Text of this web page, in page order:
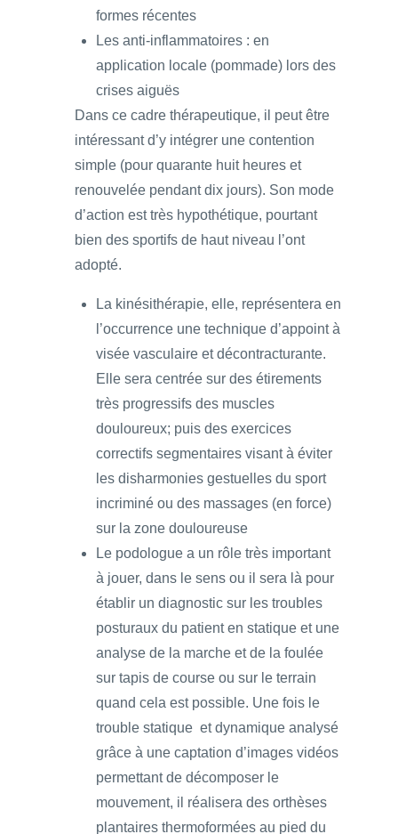
formes récentes
Les anti-inflammatoires : en
application locale (pommade) lors des
crises aiguës
Dans ce cadre thérapeutique, il peut être
intéressant d’y intégrer une contention
simple (pour quarante huit heures et
renouvelée pendant dix jours). Son mode
d’action est très hypothétique, pourtant
bien des sportifs de haut niveau l’ont
adopté.
La kinésithérapie, elle, représentera en
l’occurrence une technique d’appoint à
visée vasculaire et décontracturante.
Elle sera centrée sur des étirements
très progressifs des muscles
douloureux; puis des exercices
correctifs segmentaires visant à éviter
les disharmonies gestuelles du sport
incriminé ou des massages (en force)
sur la zone douloureuse
Le podologue a un rôle très important
à jouer, dans le sens ou il sera là pour
établir un diagnostic sur les troubles
posturaux du patient en statique et une
analyse de la marche et de la foulée
sur tapis de course ou sur le terrain
quand cela est possible. Une fois le
trouble statique et dynamique analysé
grâce à une captation d’images vidéos
permettant de décomposer le
mouvement, il réalisera des orthèses
plantaires thermoformées au pied du